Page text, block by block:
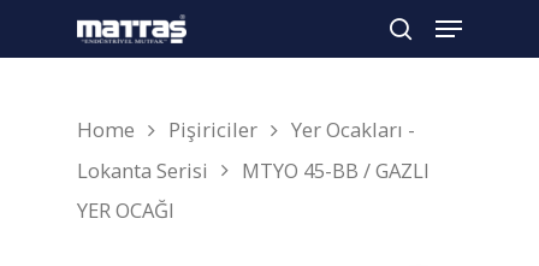
Arama yapmak için enter'a basın
Home Pişiriciler
Yer Ocakları -
Lokanta Serisi
MTYO 45-BB / GAZLI
YER OCAĞI